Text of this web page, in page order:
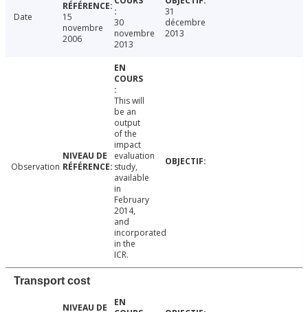
Date
15
novembre
2006
30
novembre
2013
31
décembre
2013
Observation
This will
be an
output
of the
impact
evaluation
study,
available
in
February
2014,
and
incorporated
in the
ICR.
Transport cost